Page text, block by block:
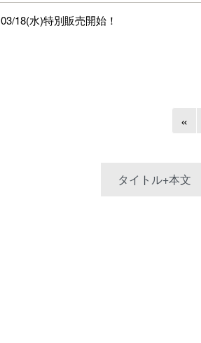
03/18(水)特別販売開始！
«